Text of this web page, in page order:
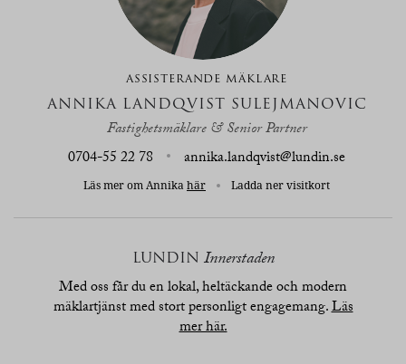
ASSISTERANDE MÄKLARE
ANNIKA LANDQVIST SULEJMANOVIC
Fastighetsmäklare & Senior Partner
0704-55 22 78
annika.landqvist@lundin.se
Läs mer om Annika här Ladda ner visitkort
LUNDIN Innerstaden
Med oss får du en lokal, heltäckande och modern
mäklartjänst med stort personligt engagemang.Läs
mer här.